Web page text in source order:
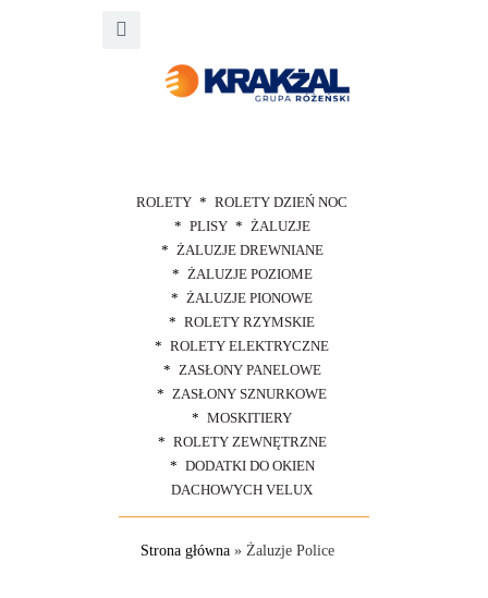
ROLETY
ROLETY DZIEŃ NOC
PLISY
ŻALUZJE
ŻALUZJE DREWNIANE
ŻALUZJE POZIOME
ŻALUZJE PIONOWE
ROLETY RZYMSKIE
ROLETY ELEKTRYCZNE
ZASŁONY PANELOWE
ZASŁONY SZNURKOWE
MOSKITIERY
ROLETY ZEWNĘTRZNE
DODATKI DO OKIEN
DACHOWYCH VELUX
Strona główna » Żaluzje Police